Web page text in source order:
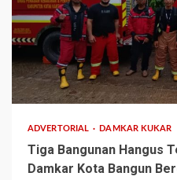
1 min read
ADVERTORIAL DAMKAR KUKAR
Tiga Bangunan Hangus
Damkar Kota Bangun